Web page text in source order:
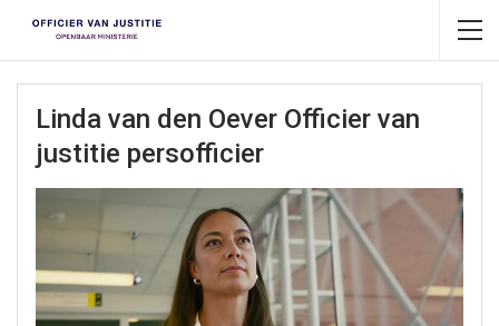
Linda van den Oever Officier van
justitie persofficier